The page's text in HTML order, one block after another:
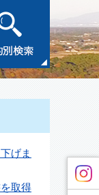
げま
取得